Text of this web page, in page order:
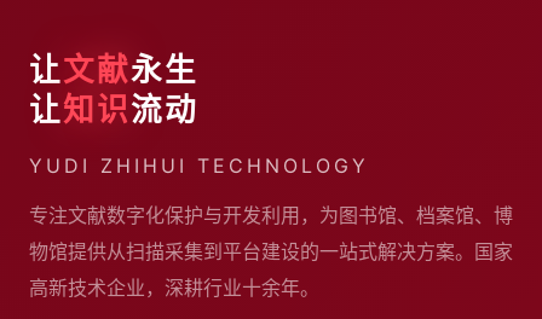
让文献永生
让知识流动
YUDI ZHIHUI TECHNOLOGY
专注文献数字化保护与开发利用，为图书馆、档案馆、博
物馆提供从扫描采集到平台建设的一站式解决方案。国家
高新技术企业，深耕行业十余年。